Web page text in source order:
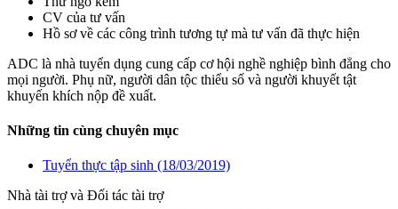
CV của tư vấn
Hồ sơ về các công trình tương tự mà tư vấn đã thực hiện
ADC là nhà tuyển dụng cung cấp cơ hội nghề nghiệp bình đẳng cho
mọi người. Phụ nữ, người dân tộc thiểu số và người khuyết tật
khuyến khích nộp đề xuất.
Những tin cùng chuyên mục
Tuyển thực tập sinh (18/03/2019)
Nhà tài trợ và Đối tác tài trợ